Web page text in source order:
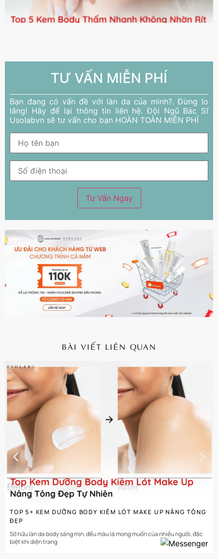
TƯ VẤN MIỄN PHÍ
Bạn đang có vấn đề với làn da của mình?. Đừng lo
lắng! Hãy để lại thông tin liên hệ. Đội Ngũ Bác Sĩ
Usolabvn sẽ tư vấn cho bạn HOÀN TOÀN MIỄN PHÍ
BÀI VIẾT LIÊN QUAN
TOP 5+ KEM DƯỠNG BODY KIÊM LÓT MAKE UP NÂNG TÔNG
ĐẸP
Sở hữu làn da body sáng mịn, đều màu là mong muốn của nhiều người, đặc
biệt khi diện trang